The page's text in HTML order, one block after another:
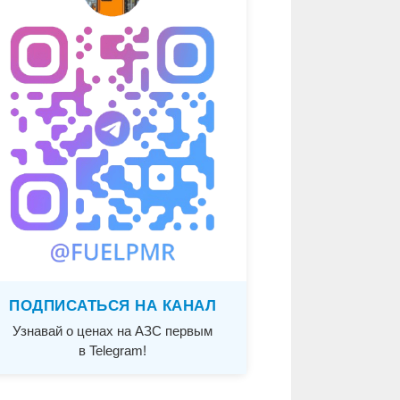
ПОДПИСАТЬСЯ НА КАНАЛ
Узнавай о ценах на АЗС первым
в Telegram!